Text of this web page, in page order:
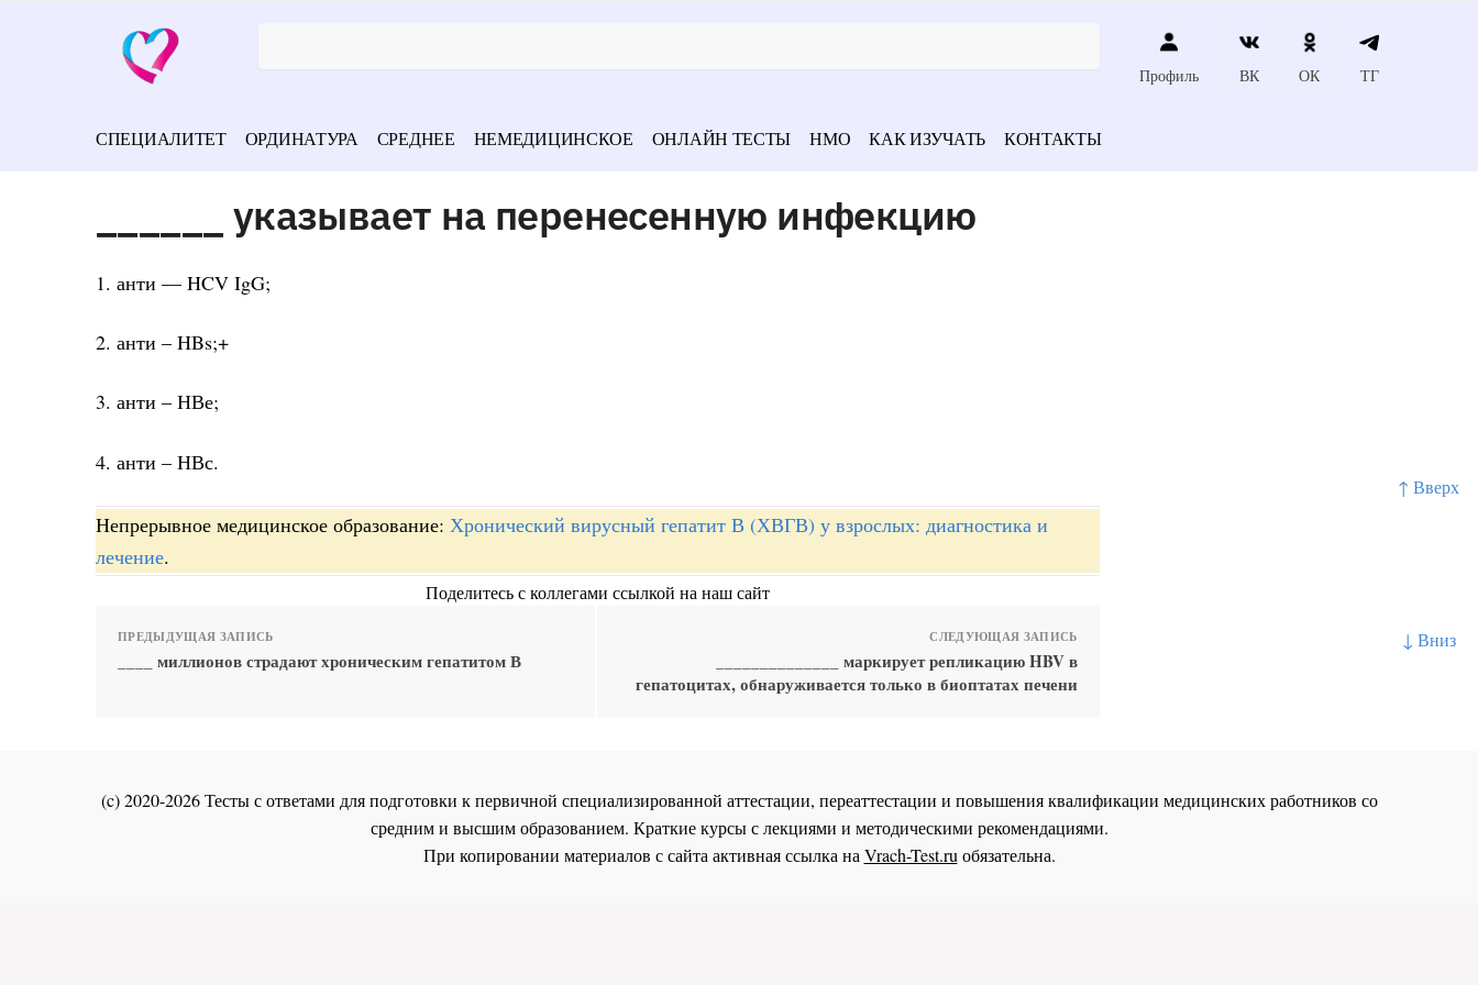
↑ Вверх
↓ Вниз
Профиль ВК ОК ТГ
СПЕЦИАЛИТЕТ ОРДИНАТУРА СРЕДНЕЕ НЕМЕДИЦИНСКОЕ ОНЛАЙН ТЕСТЫ НМО КАК ИЗУЧАТЬ КОНТАКТЫ
______ указывает на перенесенную инфекцию
1. анти — HCV IgG;
2. анти – HBs;+
3. анти – НВе;
4. анти – НВс.
Непрерывное медицинское образование: Хронический вирусный гепатит В (ХВГВ) у взрослых: диагностика и
лечение.
Поделитесь с коллегами ссылкой на наш сайт
ПРЕДЫДУЩАЯ ЗАПИСЬ
____ миллионов страдают хроническим гепатитом В
СЛЕДУЮЩАЯ ЗАПИСЬ
______________ маркирует репликацию HBV в
гепатоцитах, обнаруживается только в биоптатах печени
(c) 2020-2026 Тесты с ответами для подготовки к первичной специализированной аттестации, переаттестации и повышения квалификации медицинских работников со
средним и высшим образованием. Краткие курсы с лекциями и методическими рекомендациями.
При копировании материалов с сайта активная ссылка наVrach-Test.ruобязательна.